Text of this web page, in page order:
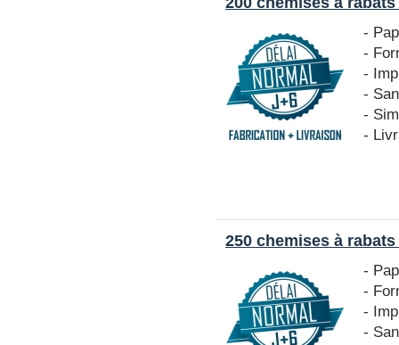
-
-
-
-
-
-
250 chemises à
-
-
-
-